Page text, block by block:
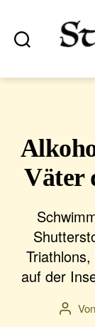
Väter
auf der
Von